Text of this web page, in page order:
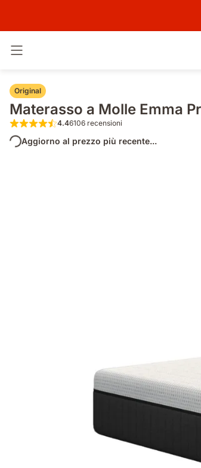
Original
Materasso a Molle Emma
4.4 su 5 stelle 6106 recensioni
4.46106 recensioni
Aggiorno al prezzo più recente...